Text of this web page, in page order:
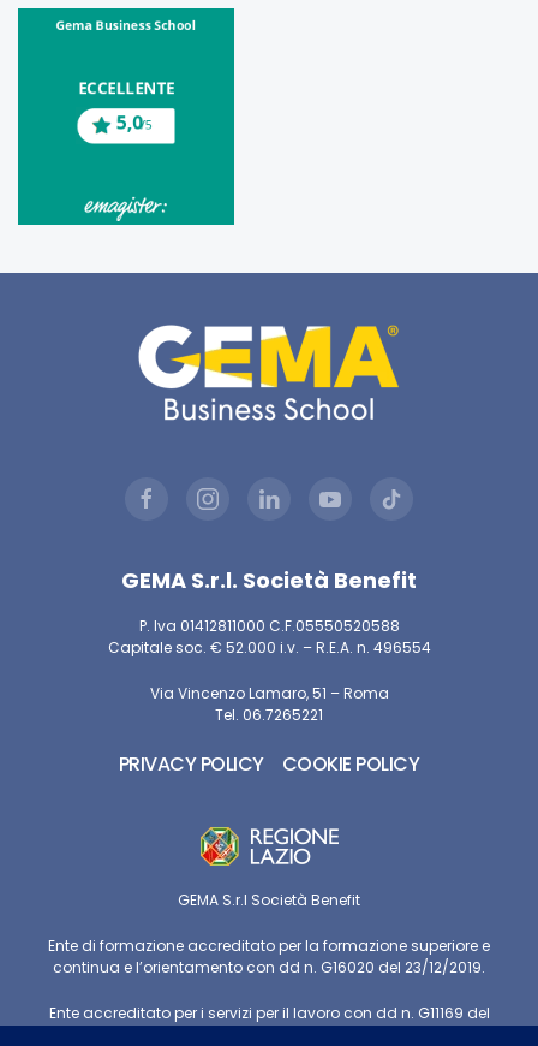
GEMA S.r.l. Società Benefit
P. Iva 01412811000 C.F.05550520588
Capitale soc. € 52.000 i.v. – R.E.A. n. 496554
Via Vincenzo Lamaro, 51 – Roma
Tel. 06.7265221
PRIVACY POLICY COOKIE POLICY
GEMA S.r.l Società Benefit
Ente di formazione accreditato per la formazione superiore e
continua e l’orientamento con dd n. G16020 del 23/12/2019.
Ente accreditato per i servizi per il lavoro con dd n. G11169 del